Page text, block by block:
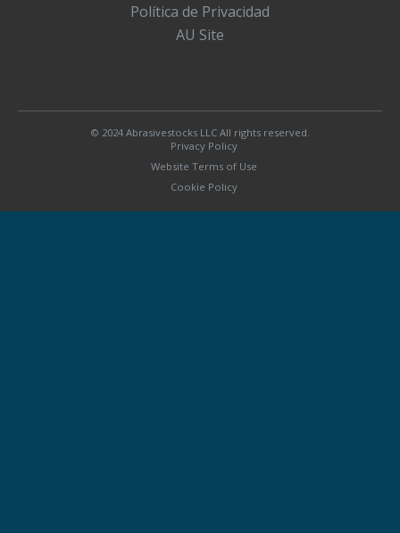
Política de Privacidad
AU Site
© 2024 Abrasivestocks LLC All rights reserved.
Privacy Policy
Website Terms of Use
Cookie Policy